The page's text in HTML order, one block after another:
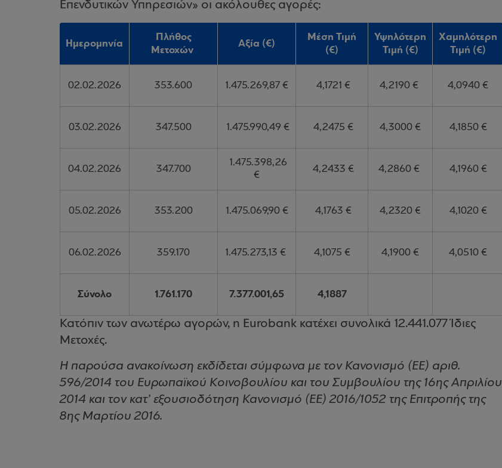
Επενδυτικών Υπηρεσιών» οι ακόλουθες αγορές:
Ημερομηνία
Πλήθος
Μετοχών
Αξία (€)
Μέση Τιμή
(€)
Υψηλότερη
Τιμή (€)
Χαμηλότερη
Τιμή (€)
02.02.2026 353.600 1.475.269,87 € 4,1721 € 4,2190 € 4,0940 €
03.02.2026 347.500 1.475.990,49 € 4,2475 € 4,3000 € 4,1850 €
04.02.2026 347.700
1.475.398,26
€
4,2433 € 4,2860 € 4,1960 €
05.02.2026 353.200 1.475.069,90 € 4,1763 € 4,2320 € 4,1020 €
06.02.2026 359.170 1.475.273,13 € 4,1075 € 4,1900 € 4,0510 €
Σύνολο 1.761.170 7.377.001,65 4,1887
Κατόπιν των ανωτέρω αγορών, η Eurobank κατέχει συνολικά 12.441.077 Ίδιες
Μετοχές.
Η παρούσα ανακοίνωση εκδίδεται σύμφωνα με τον Κανονισμό (ΕΕ) αριθ.
596/2014 του Ευρωπαϊκού Κοινοβουλίου και του Συμβουλίου της 16ης Απριλίου
2014 και τον κατ’ εξουσιοδότηση Κανονισμό (ΕΕ) 2016/1052 της Επιτροπής της
8ης Μαρτίου 2016.